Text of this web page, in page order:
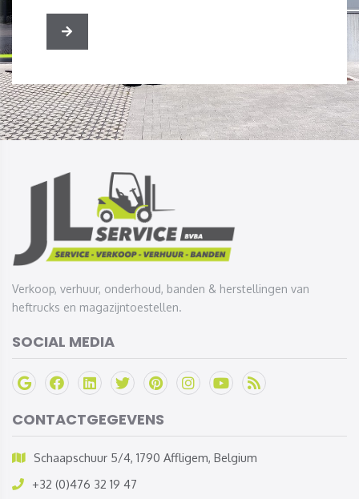
Verkoop, verhuur, onderhoud, banden & herstellingen van
heftrucks en magazijntoestellen.
SOCIAL MEDIA
CONTACTGEGEVENS
Schaapschuur 5/4, 1790 Affligem, Belgium
+32 (0)476 32 19 47